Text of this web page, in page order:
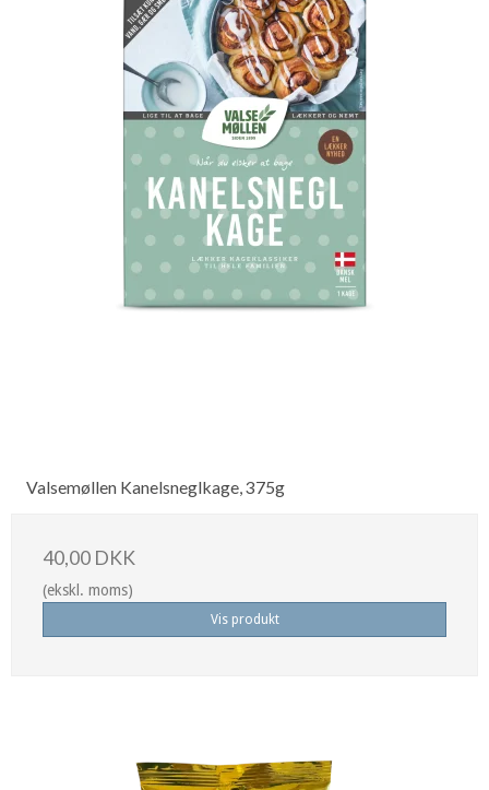
Valsemøllen Kanelsneglkage, 375g
40,00 DKK
(ekskl. moms)
Vis produkt